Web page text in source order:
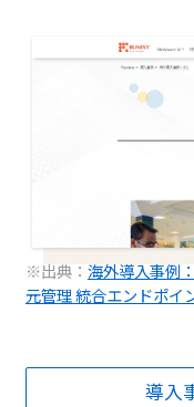
※出典： 海外導入事例
元管理 統合エンドポイ
導入